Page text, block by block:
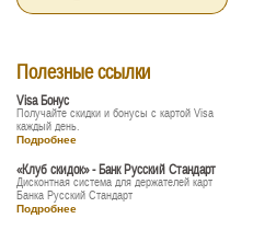
Полезные ссылки
Visa Бонус
Получайте скидки и бонусы с картой Visa
каждый день.
Подробнее
«Клуб скидок» - Банк Русский Стандарт
Дисконтная система для держателей карт
Банка Русский Стандарт
Подробнее